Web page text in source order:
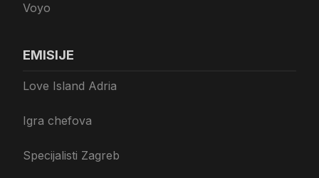
Voyo
EMISIJE
Love Island Adria
Igra chefova
Specijalisti Zagreb